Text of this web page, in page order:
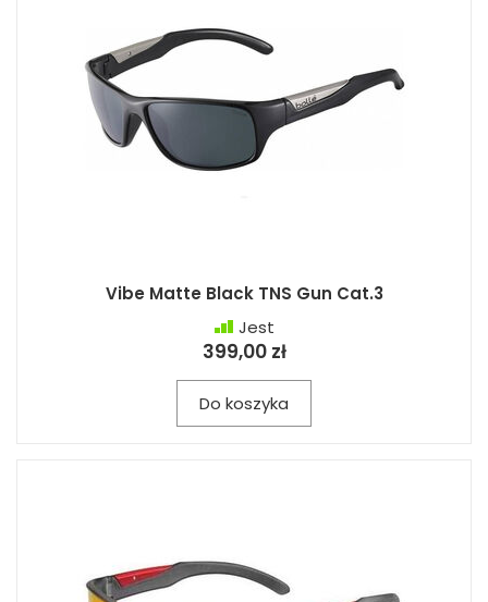
Vibe Matte Black TNS Gun Cat.3
Jest
399,00 zł
Do koszyka